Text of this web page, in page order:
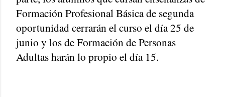
Formación Profesional Básica de segunda
oportunidad cerrarán el curso el día 25 de
junio y los de Formación de Personas
Adultas harán lo propio el día 15.